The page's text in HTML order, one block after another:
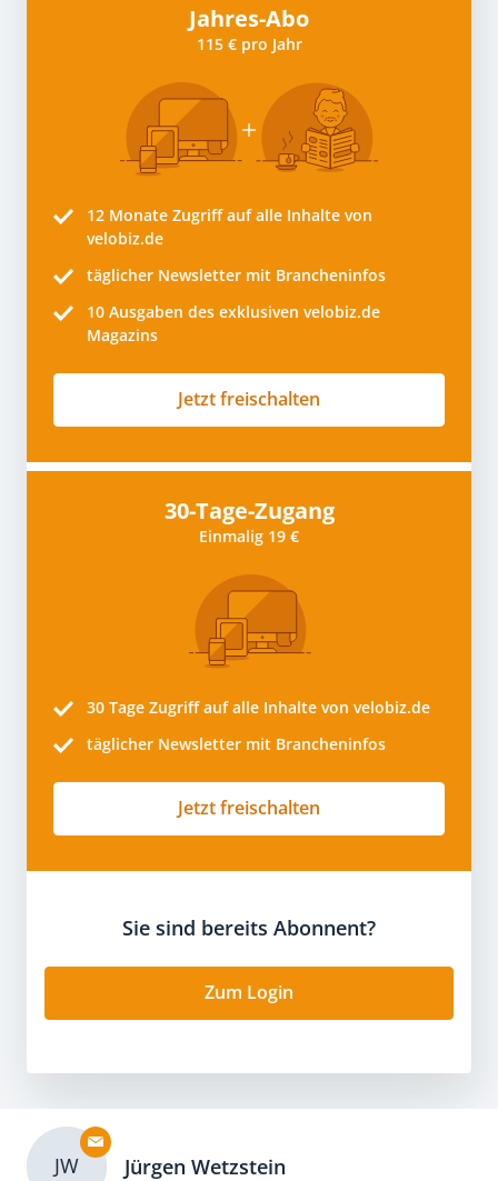
Jahres-Abo
115 € pro Jahr
12 Monate Zugriff auf alle Inhalte von
velobiz.de
täglicher Newsletter mit Brancheninfos
10 Ausgaben des exklusiven velobiz.de
Magazins
Jetzt freischalten
30-Tage-Zugang
Einmalig 19 €
30 Tage Zugriff auf alle Inhalte von velobiz.de
täglicher Newsletter mit Brancheninfos
Jetzt freischalten
Sie sind bereits Abonnent?
Zum Login
JW Jürgen Wetzstein